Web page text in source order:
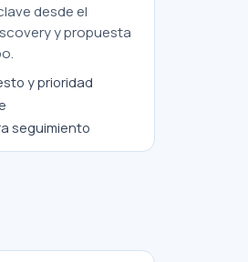
desde el
y propuesta
y prioridad
seguimiento